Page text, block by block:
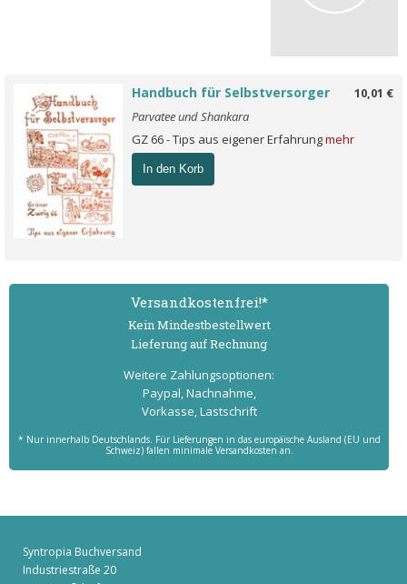
10,01 €
Handbuch für Selbstversorger
Parvatee und Shankara
GZ 66 - Tips aus eigener Erfahrungmehr
In den Korb
Versand­kostenfrei!*
Kein Mindest­bestell­wert
Lieferung auf Rechnung
Weitere Zahlungs­optionen:
Paypal, Nachnahme,
Vorkasse, Lastschrift
* Nur innerhalb Deutschlands. Für Lieferungen in das europäische Ausland (EU und
Schweiz) fallen minimale Versandkosten an.
Syntropia Buchversand
Industriestraße 20